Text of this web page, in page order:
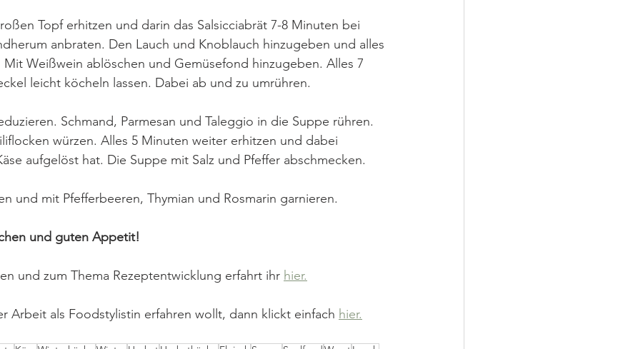
Topf erhitzen und darin das Salsicciabrät 7-8 Minuten bei
anbraten. Den Lauch und Knoblauch hinzugeben und alles
Weißwein ablöschen und Gemüsefond hinzugeben. Alles 7
leicht köcheln lassen. Dabei ab und zu umrühren.
Schmand, Parmesan und Taleggio in die Suppe rühren.
würzen. Alles 5 Minuten weiter erhitzen und dabei
aufgelöst hat. Die Suppe mit Salz und Pfeffer abschmecken.
und mit Pfefferbeeren, Thymian und Rosmarin garnieren.
und guten Appetit!
und zum Thema Rezeptentwicklung erfahrt ihr hier.
Arbeit als Foodstylistin erfahren wollt, dann klickt einfach hier.